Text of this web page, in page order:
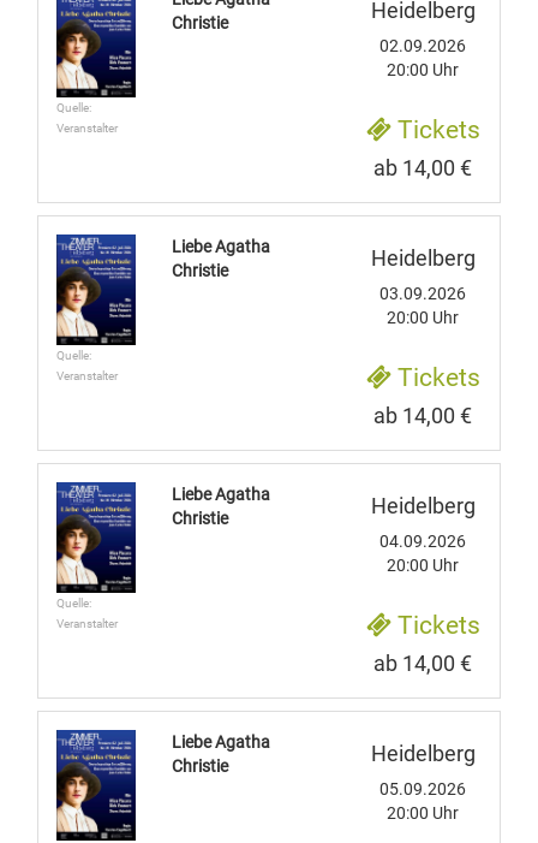
Quelle:
Veranstalter
Christie
Heidelberg
02.09.2026
20:00 Uhr
Tickets
ab 14,00 €
Quelle:
Veranstalter
Liebe Agatha
Christie
Heidelberg
03.09.2026
20:00 Uhr
Tickets
ab 14,00 €
Quelle:
Veranstalter
Liebe Agatha
Christie
Heidelberg
04.09.2026
20:00 Uhr
Tickets
ab 14,00 €
Liebe Agatha
Christie
Heidelberg
05.09.2026
20:00 Uhr